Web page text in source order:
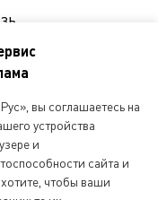
информации,
rus.ru
вы соглашаетесь на
устройства
и
сайта и
чтобы ваши